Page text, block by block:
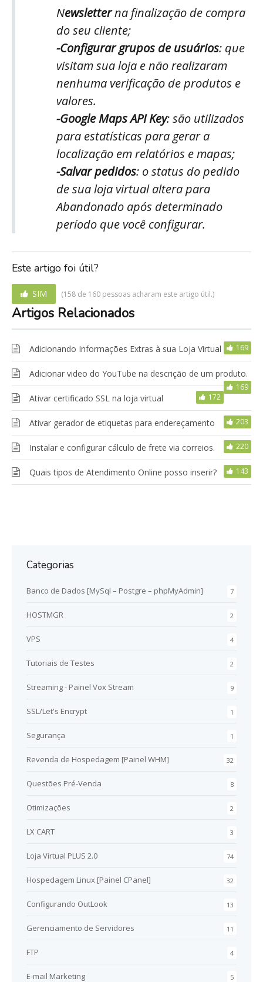
Newsletterna finalização de compra
do seu cliente;
-Configurar grupos de usuários: que
visitam sua loja e não realizaram
nenhuma verificação de produtos e
valores.
-Google Maps API Key: são utilizados
para estatísticas para gerar a
localização em relatórios e mapas;
-Salvar pedidos: o status do pedido
de sua loja virtual altera para
Abandonado após determinado
período que você configurar.
Este artigo foi útil?
SIM (158 de 160 pessoas acharam este artigo útil.)
Artigos Relacionados
Adicionando Informações Extras à sua Loja Virtual 169
Adicionar video do YouTube na descrição de um produto.
169
Ativar certificado SSL na loja virtual 172
Ativar gerador de etiquetas para endereçamento 203
Instalar e configurar cálculo de frete via correios. 220
Quais tipos de Atendimento Online posso inserir? 143
Categorias
7
Banco de Dados [MySql – Postgre – phpMyAdmin]
2
HOSTMGR
4
VPS
2
Tutoriais de Testes
9
Streaming - Painel Vox Stream
1
SSL/Let's Encrypt
1
Segurança
32
Revenda de Hospedagem [Painel WHM]
8
Questões Pré-Venda
2
Otimizações
3
LX CART
74
Loja Virtual PLUS 2.0
32
Hospedagem Linux [Painel CPanel]
13
Configurando OutLook
11
Gerenciamento de Servidores
4
FTP
5
E-mail Marketing